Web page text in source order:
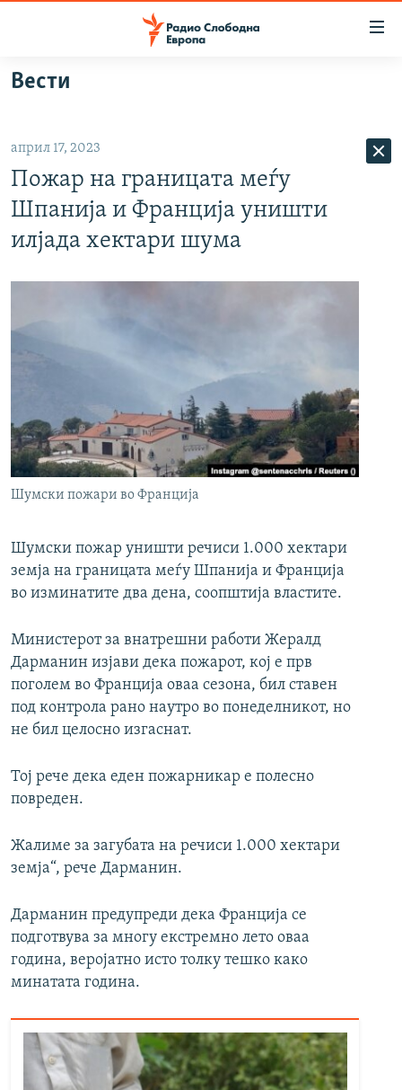
Оди
на
главната
навигација
Премини
на
ВИЗУЕЛНО
ШТО ТРЕБА ДА ЗНАЕТЕ
ПРИЈАВИ СЕ ЗА ЊУЗЛЕТЕР
РСЕ веб страници
Вести
април 17, 2023
Пожар на границата меѓу
Шпанија и Франција уништи
илјада хектари шума
Шумски пожари во Франција
Шумски пожар уништи речиси 1.000 хектари
земја на границата меѓу Шпанија и Франција
во изминатите два дена, соопштија властите.
Министерот за внатрешни работи Жералд
Дарманин изјави дека пожарот, кој е прв
поголем во Франција оваа сезона, бил ставен
под контрола рано наутро во понеделникот, но
не бил целосно изгаснат.
Тој рече дека еден пожарникар е полесно
повреден.
Жалиме за загубата на речиси 1.000 хектари
земја“, рече Дарманин.
Дарманин предупреди дека Франција се
подготвува за многу екстремно лето оваа
година, веројатно исто толку тешко како
минатата година.